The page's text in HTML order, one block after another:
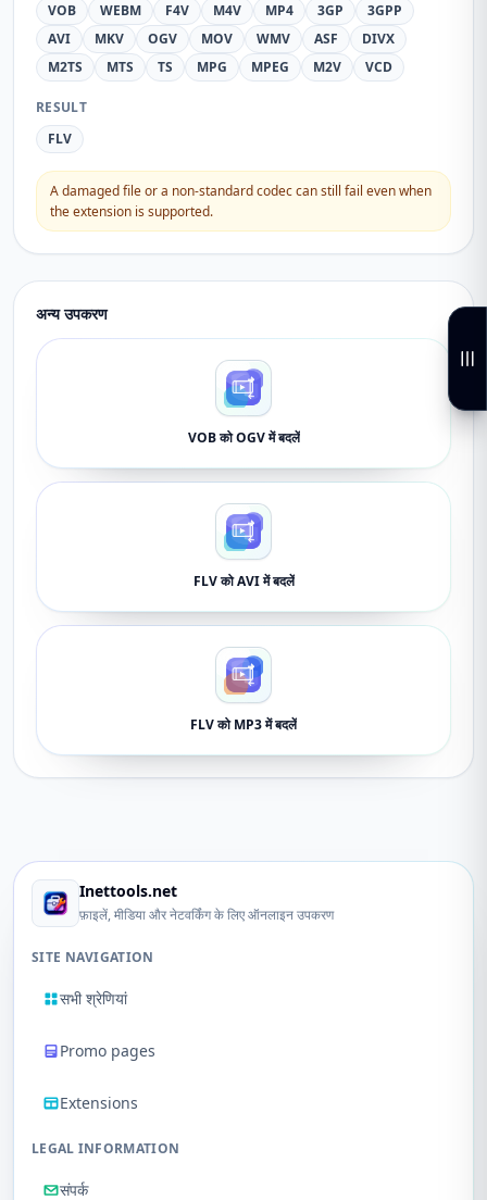
VOB
WEBM F4V M4V MP4 3GP
3GPP
AVI
MKV OGV MOV WMV ASF
DIVX
M2TS
MTS TS MPG MPEG M2V VCD
RESULT
FLV
A damaged file or a non-standard codec can still fail even when
the extension is supported.
अन्य उपकरण
VOB को OGV में बदलें
FLV को AVI में बदलें
FLV को MP3 में बदलें
Inettools.net
फ़ाइलें, मीडिया और नेटवर्किंग के लिए ऑनलाइन उपकरण
SITE NAVIGATION
सभी श्रेणियां
Promo pages
Extensions
LEGAL INFORMATION
संपर्क